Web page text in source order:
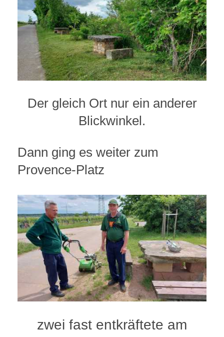
Der gleich Ort nur ein anderer
Blickwinkel.
Dann ging es weiter zum
Provence-Platz
zwei fast entkräftete am